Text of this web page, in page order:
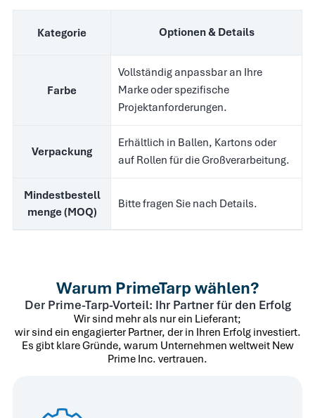
Kategorie Optionen & Details
Farbe
Vollständig anpassbar an Ihre
Marke oder spezifische
Projektanforderungen.
Verpackung
Erhältlich in Ballen, Kartons oder
auf Rollen für die Großverarbeitung.
Mindestbestell
menge (MOQ)
Bitte fragen Sie nach Details.
Warum PrimeTarp wählen?
Der Prime-Tarp-Vorteil: Ihr Partner für den Erfolg
Wir sind mehr als nur ein Lieferant;
wir sind ein engagierter Partner, der in Ihren Erfolg investiert.
Es gibt klare Gründe, warum Unternehmen weltweit New
Prime Inc. vertrauen.